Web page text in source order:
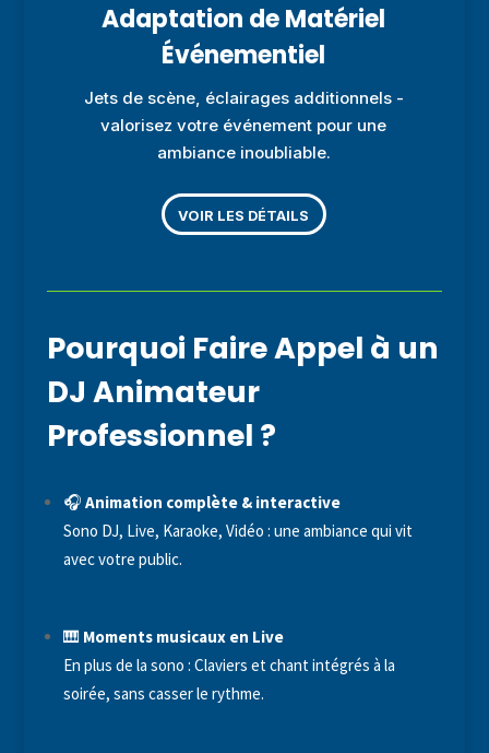
Adaptation de Matériel
Événementiel
Jets de scène, éclairages additionnels -
valorisez votre événement pour une
ambiance inoubliable.
VOIR LES DÉTAILS
Pourquoi Faire Appel à un
DJ Animateur
Professionnel ?
🎧 Animation complète & interactive
Sono DJ, Live, Karaoke, Vidéo : une ambiance qui vit
avec votre public.
🎹 Moments musicaux en Live
En plus de la sono : Claviers et chant intégrés à la
soirée, sans casser le rythme.